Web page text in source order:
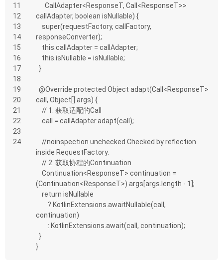
11
12
13
14
15
16
17
18
19
20
21
22
23
24
callAdapter, boolean isNullable) {
responseConverter);
    this.callAdapter = callAdapter;
    this.isNullable = isNullable;
  }
call, Object[] args) {
    // 1. 获取适配的Call
    call = callAdapter.adapt(call);
inside RequestFactory.
    // 2. 获取协程的Continuation
(Continuation<ResponseT>) args[args.length - 1];
    return isNullable
continuation)
        : KotlinExtensions.await(call, continuation);
  }
}